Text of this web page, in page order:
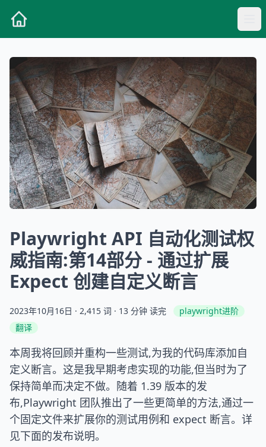
Playwright API 自动化测试权
威指南:第14部分 - 通过扩展
Expect 创建自定义断言
2023年10月16日 · 2,415 词 · 13 分钟 读完
playwright进阶
翻译
本周我将回顾并重构一些测试,为我的代码库添加自
定义断言。这是我早期考虑实现的功能,但当时为了
保持简单而决定不做。随着 1.39 版本的发
布,Playwright 团队推出了一些更简单的方法,通过一
个固定文件来扩展你的测试用例和 expect 断言。详
见下面的发布说明。